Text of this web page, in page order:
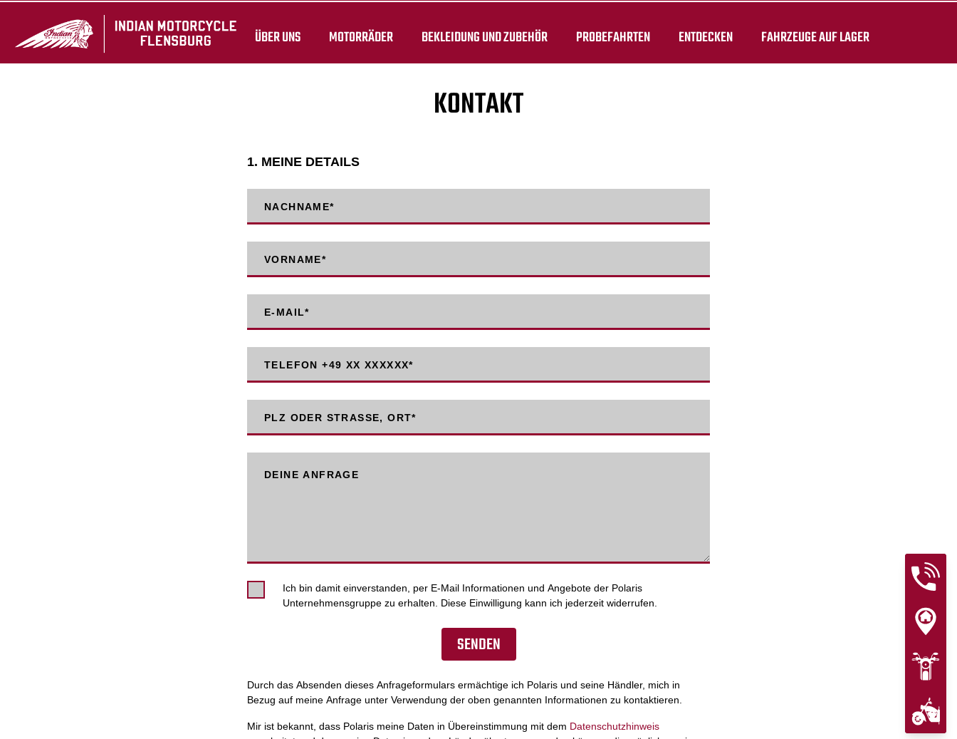
ÜBER UNS MOTORRÄDER BEKLEIDUNG UND ZUBEHÖR PROBEFAHRTEN ENTDECKEN FAHRZEUGE AUF LAGER
KONTAKT
1. MEINE DETAILS
NACHNAME*
VORNAME*
E-MAIL*
TELEFON +49 XX XXXXXX*
PLZ ODER STRASSE, ORT*
DEINE ANFRAGE
Ich bin damit einverstanden, per E-Mail Informationen und Angebote der Polaris
Unternehmensgruppe zu erhalten. Diese Einwilligung kann ich jederzeit widerrufen.
Durch das Absenden dieses Anfrageformulars ermächtige ich Polaris und seine Händler, mich in
Bezug auf meine Anfrage unter Verwendung der oben genannten Informationen zu kontaktieren.
Mir ist bekannt, dass Polaris meine Daten in Übereinstimmung mit dem Datenschutzhinweis